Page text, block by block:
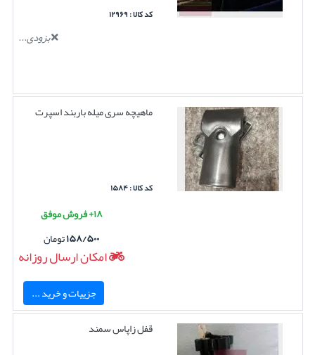
کد کالا : ۱۲۹۶۹
بزودی...
ماهیچه سری میله باربند اسپرت
کد کالا : ۱۵۸۴
۱۸+ فروش موفق
۱۵۸/۵۰۰تومان
امکان ارسال روزانه
جزییات و خرید ...
قفل زاپاس سمند